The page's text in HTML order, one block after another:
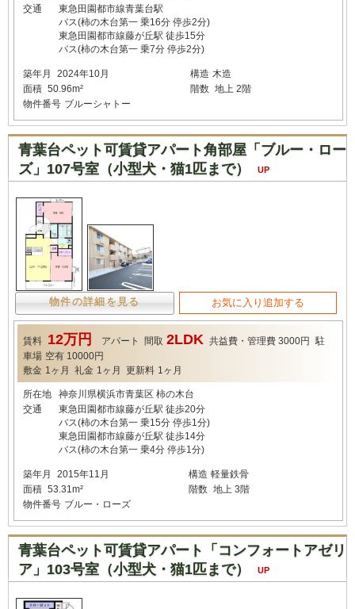
交通
東急田園都市線青葉台駅
バス(柿の木台第一 乗16分 停歩2分)
東急田園都市線藤が丘駅 徒歩15分
バス(柿の木台第一 乗7分 停歩2分)
築年月 2024年10月 構造 木造
面積 50.96m² 階数 地上 2階
物件番号 ブルーシャトー
青葉台ペット可賃貸アパート角部屋「ブルー・ロー
ズ」107号室（小型犬・猫1匹まで）
UP
物件の詳細を見る お気に入り追加する
賃料 12万円 アパート 間取 2LDK 共益費・管理費 3000円 駐
車場 空有 10000円
敷金 1ヶ月 礼金 1ヶ月 更新料 1ヶ月
所在地
神奈川県横浜市青葉区 柿の木台
交通
東急田園都市線藤が丘駅 徒歩20分
バス(柿の木台第一 乗15分 停歩1分)
東急田園都市線藤が丘駅 徒歩14分
バス(柿の木台第一 乗4分 停歩1分)
築年月 2015年11月 構造 軽量鉄骨
面積 53.31m² 階数 地上 3階
物件番号 ブルー・ローズ
青葉台ペット可賃貸アパート「コンフォートアゼリ
ア」103号室（小型犬・猫1匹まで）
UP